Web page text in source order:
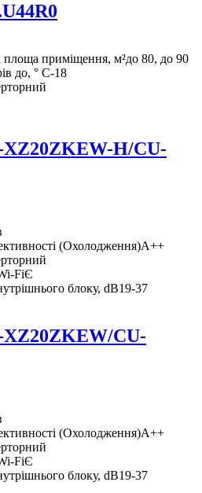
площа приміщення, м²до 80, до 90
до, ° С-18
XZ20ZKEW-H/CU-
(Охолодження)A++
FiЄ
блоку, dB19-37
XZ20ZKEW/CU-
(Охолодження)A++
FiЄ
блоку, dB19-37